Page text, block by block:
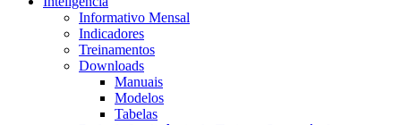
Informativo Mensal​
Indicadores
Treinamentos
Downloads
Manuais
Modelos
Tabelas